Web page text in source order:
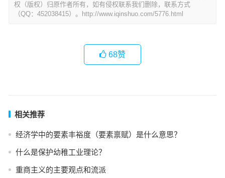
权（版权）归原作者所有，如有侵权联系我们删除，联系方式
（QQ：452038415）。http://www.iqinshuo.com/5776.html
68赞
相关推荐
经济学中的要素丰裕度（要素禀赋）是什么意思？
什么是保护幼稚工业理论？
重商主义的主要观点和流派